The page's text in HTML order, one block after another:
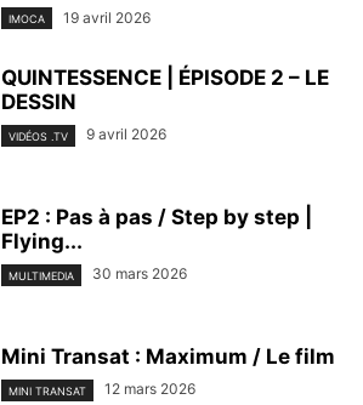
IMOCA 19 avril 2026
QUINTESSENCE | ÉPISODE 2 – LE
DESSIN
VIDÉOS .TV 9 avril 2026
EP2 : Pas à pas / Step by step |
Flying...
MULTIMEDIA 30 mars 2026
Mini Transat : Maximum / Le film
MINI TRANSAT 12 mars 2026